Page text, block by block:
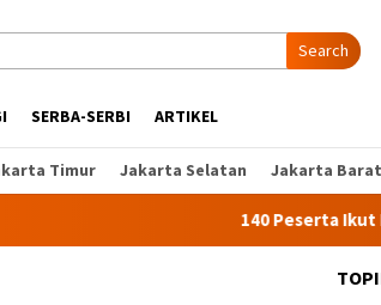
Search
SERBA-SERBI ARTIKEL
Timur Jakarta Selatan Jakarta Barat
140 Peserta Ikut Pelatihan